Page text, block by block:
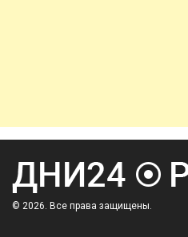
© 2026. Все права защищены.